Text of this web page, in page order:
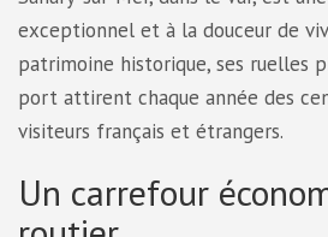
exceptionnel et à la douceur de
patrimoine historique, ses ruelles
port attirent chaque année des
visiteurs français et étrangers.
Un carrefour